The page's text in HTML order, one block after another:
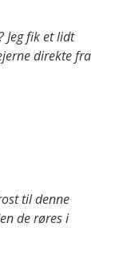
Jeg fik et lidt
direkte fra
til denne
de røres i